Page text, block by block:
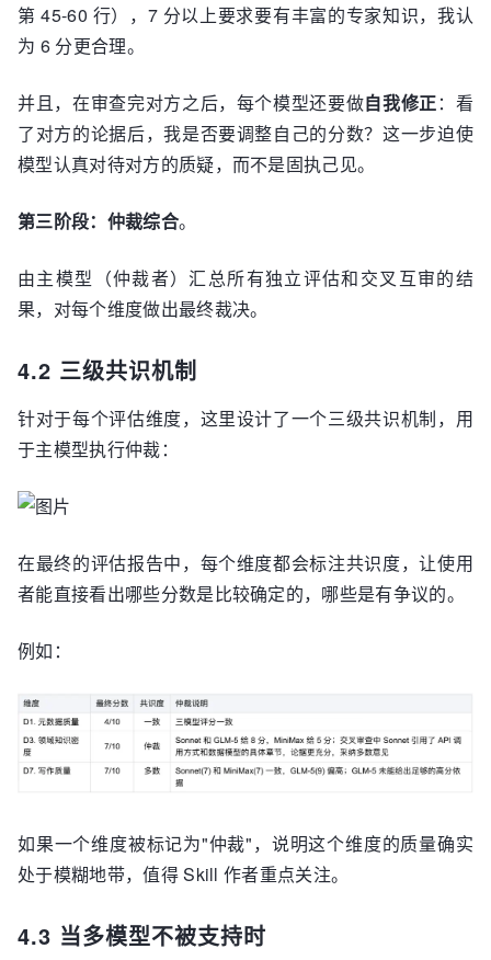
第 45-60 行），7 分以上要求要有丰富的专家知识，我认
为 6 分更合理。
并且，在审查完对方之后，每个模型还要做自我修正：看
了对方的论据后，我是否要调整自己的分数？这一步迫使
模型认真对待对方的质疑，而不是固执己见。
第三阶段：仲裁综合。
由主模型（仲裁者）汇总所有独立评估和交叉互审的结
果，对每个维度做出最终裁决。
4.2 三级共识机制
针对于每个评估维度，这里设计了一个三级共识机制，用
于主模型执行仲裁：
在最终的评估报告中，每个维度都会标注共识度，让使用
者能直接看出哪些分数是比较确定的，哪些是有争议的。
例如：
如果一个维度被标记为"仲裁"，说明这个维度的质量确实
处于模糊地带，值得 Skill 作者重点关注。
4.3 当多模型不被支持时